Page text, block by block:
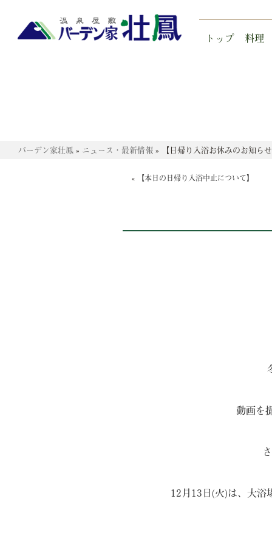
トップ 料理
バーデン家壮鳳 » ニュース・最新情報 » 【日帰り入浴お休みのお知ら
« 【本日の日帰り入浴中止について】
動画を
12月13日(火)は、大浴